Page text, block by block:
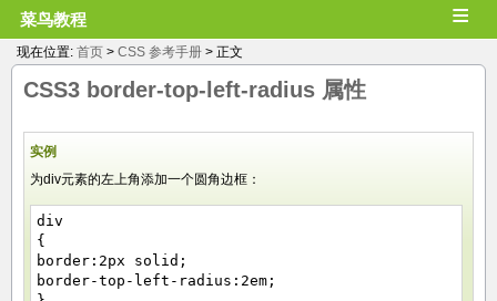
菜鸟教程 ≡
现在位置: 首页 > CSS 参考手册 > 正文
CSS3 border-top-left-radius 属性
实例
为div元素的左上角添加一个圆角边框：
div
{
border:2px solid;
border-top-left-radius:2em;